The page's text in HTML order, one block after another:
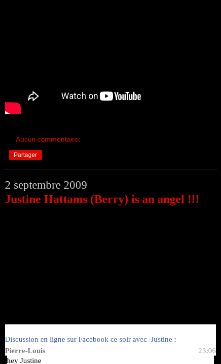
Aucun commentaire:
Partager
2 septembre 2009
Justine Hattams (Berry) is an angel !!!
Discussion en ligne sur Facebook ce soir avec Justine :
23:06
Pierre-Louis
hey Justine